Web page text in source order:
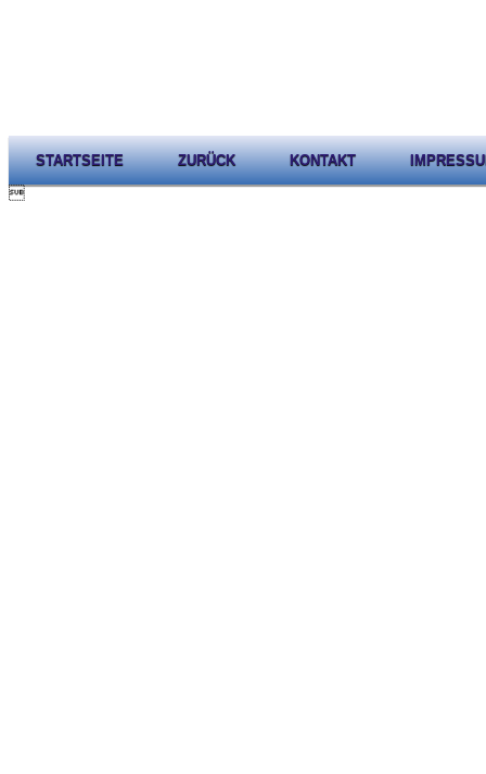
STARTSEITE ZURÜCK KONTAKT
